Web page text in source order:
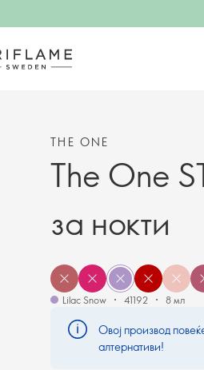
THE ONE
The One
за нокти
Lilac Snow 41192 8 мл
Овој производ
алтернативи!